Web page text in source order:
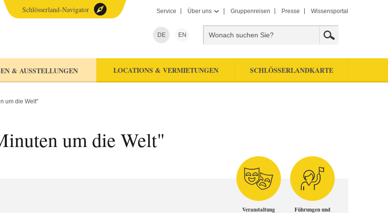
Service Über uns Gruppenreisen Presse Wissensportal
DE EN
& AUSSTELLUNGEN LOCATIONS & VERMIETUNGEN SCHLÖSSERLANDKARTE
Schlösserland-Navigator
um die Welt"
um die Welt"
Veranstaltung
Führungen und